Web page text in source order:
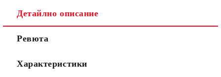
Детайлно описание
Ревюта
Характеристики